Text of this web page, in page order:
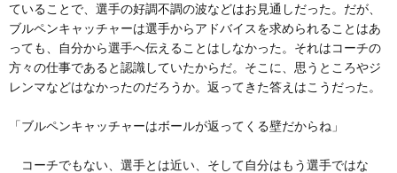
ていることで、選手の好調不調の波などはお見通しだった。だが、
ブルペンキャッチャーは選手からアドバイスを求められることはあ
っても、自分から選手へ伝えることはしなかった。それはコーチの
方々の仕事であると認識していたからだ。そこに、思うところやジ
レンマなどはなかったのだろうか。返ってきた答えはこうだった。
「ブルペンキャッチャーはボールが返ってくる壁だからね」
コーチでもない、選手とは近い、そして自分はもう選手ではな